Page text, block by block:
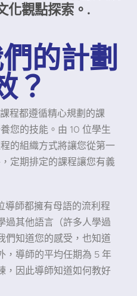
化觀點探索。.
的計劃
？
程都遵循精心規劃的課
您的技能。由 10 位學生
的組織方式將讓您從第一
定期排定的課程讓您有義
導師都擁有母語的流利程
過其他語言（許多人學過
們知道您的感受，也知道
，導師的平均任期為 5 年
，因此導師知道如何教好